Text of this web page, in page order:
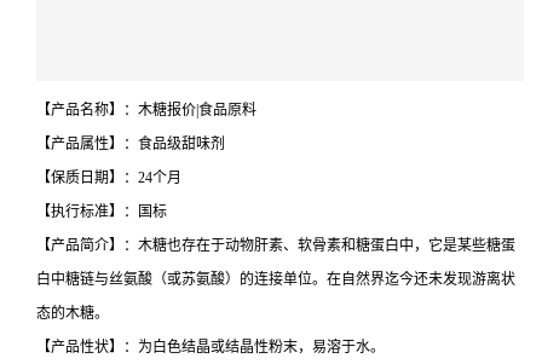
【产品名称】：木糖报价|食品原料
【产品属性】：食品级甜味剂
【保质日期】：24个月
【执行标准】：国标
【产品简介】：木糖也存在于动物肝素、软骨素和糖蛋白中，它是某些糖蛋
白中糖链与丝氨酸（或苏氨酸）的连接单位。在自然界迄今还未发现游离状
态的木糖。
【产品性状】：为白色结晶或结晶性粉末，易溶于水。